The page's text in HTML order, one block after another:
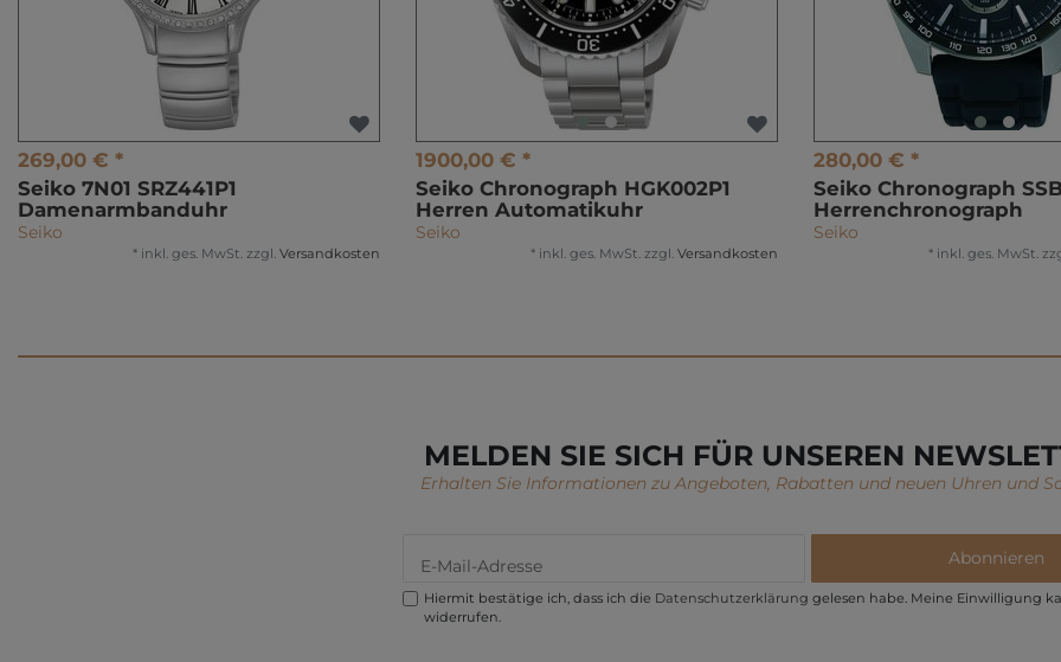
269,00 € *
Seiko 7N01 SRZ441P1
Damenarmbanduhr
Seiko
* inkl. ges. MwSt. zzgl. Versandkosten
1900,00 € *
Seiko Chronograph HGK002P1
Herren Automatikuhr
Seiko
* inkl. ges. MwSt. zzgl. Versandkosten
280,00 € *
Seiko Chronograph
Herrenchronograph
Seiko
* inkl. ges. MwSt.
MELDEN SIE SICH FÜR UNSEREN
Erhalten Sie Informationen zu Angeboten, Rabatten und neuen Uhren und
Abonnieren
Hiermit bestätige ich, dass ich die Daten­schutz­erklärung gelesen habe. Meine Einwilligung
widerrufen.